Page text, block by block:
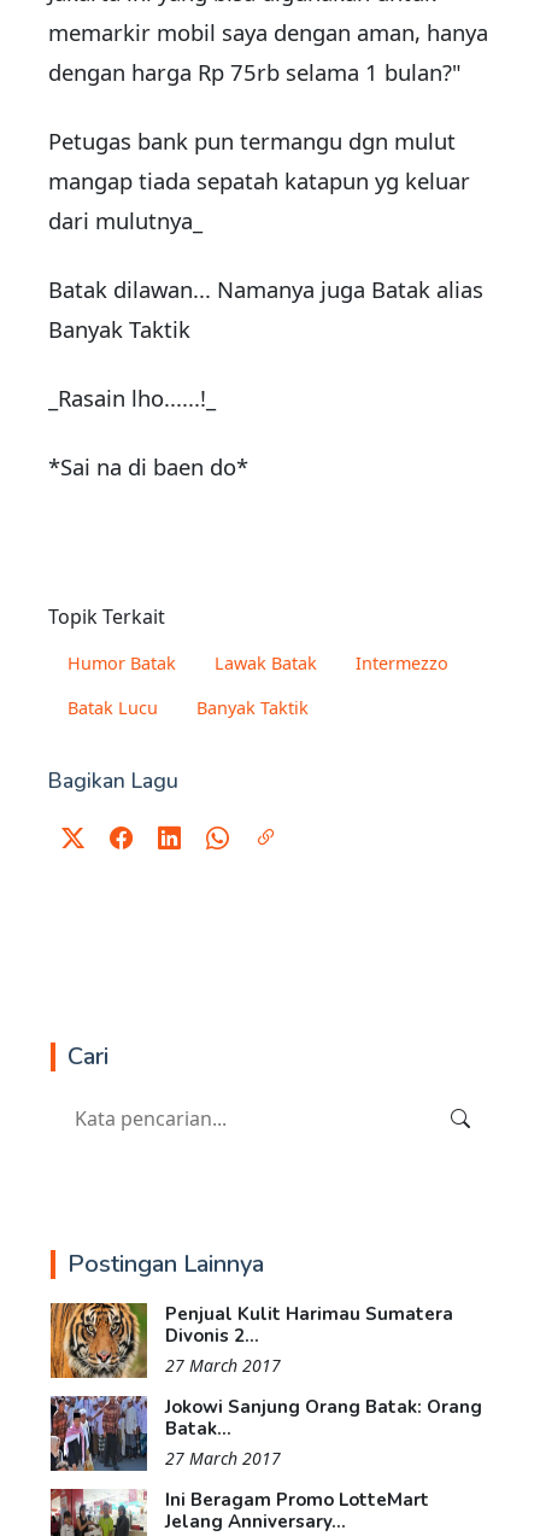
memarkir mobil saya dengan aman, hanya
dengan harga Rp 75rb selama 1 bulan?"
Petugas bank pun termangu dgn mulut
mangap tiada sepatah katapun yg keluar
dari mulutnya_
Batak dilawan... Namanya juga Batak alias
Banyak Taktik
_Rasain lho......!_
*Sai na di baen do*
Topik Terkait
Humor Batak Lawak Batak
Intermezzo
Batak Lucu
Banyak Taktik
Bagikan Lagu
Cari
Postingan Lainnya
Penjual Kulit Harimau Sumatera
Divonis 2...
27 March 2017
Jokowi Sanjung Orang Batak: Orang
Batak...
27 March 2017
Ini Beragam Promo LotteMart
Jelang Anniversary...